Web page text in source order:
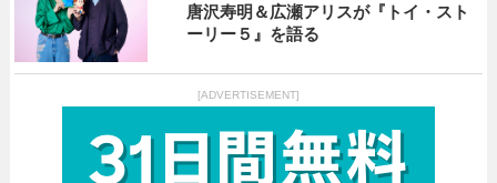
唐沢寿明＆広瀬アリスが『トイ・スト
ーリー５』を語る
[ADVERTISEMENT]